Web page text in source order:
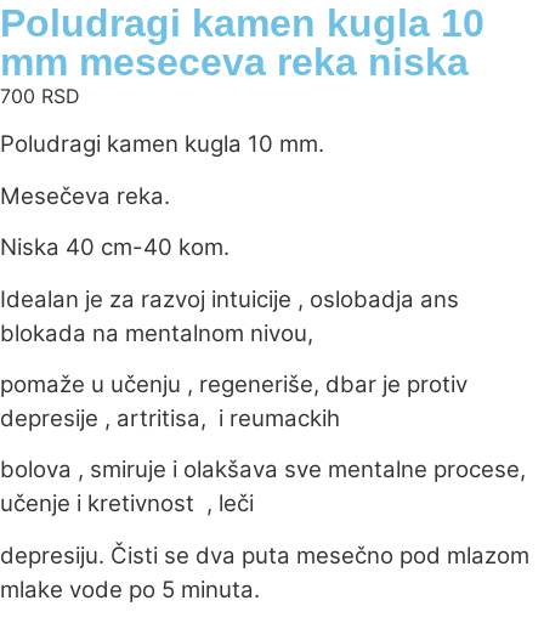
Poludragi kamen kugla 10
mm meseceva reka niska
700 RSD
Poludragi kamen kugla 10 mm.
Mesečeva reka.
Niska 40 cm-40 kom.
Idealan je za razvoj intuicije , oslobadja ans
blokada na mentalnom nivou,
pomaže u učenju , regeneriše, dbar je protiv
depresije , artritisa, i reumackih
bolova , smiruje i olakšava sve mentalne procese,
učenje i kretivnost , leči
depresiju. Čisti se dva puta mesečno pod mlazom
mlake vode po 5 minuta.